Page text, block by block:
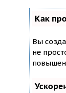
Как
Вы
не